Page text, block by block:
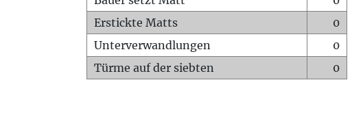
Erstickte Matts
0
Unterverwandlungen
0
Türme auf der siebten
0